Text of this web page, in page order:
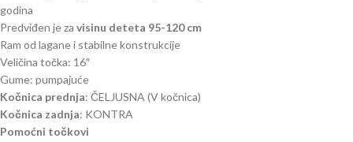
godina
Predviđen je za visinu deteta 95-120 cm
Ram od lagane i stabilne konstrukcije
Veličina točka: 16″
Gume: pumpajuće
Kočnica prednja: ČELJUSNA (V kočnica)
Kočnica zadnja: KONTRA
Pomoćni točkovi